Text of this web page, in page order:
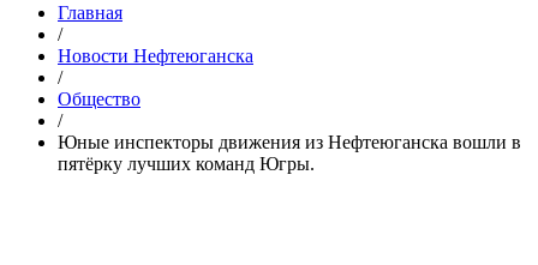
Главная
/
Новости Нефтеюганска
/
Общество
/
Юные инспекторы движения из Нефтеюганска вошли в
пятёрку лучших команд Югры.